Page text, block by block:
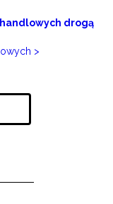
drogą
>